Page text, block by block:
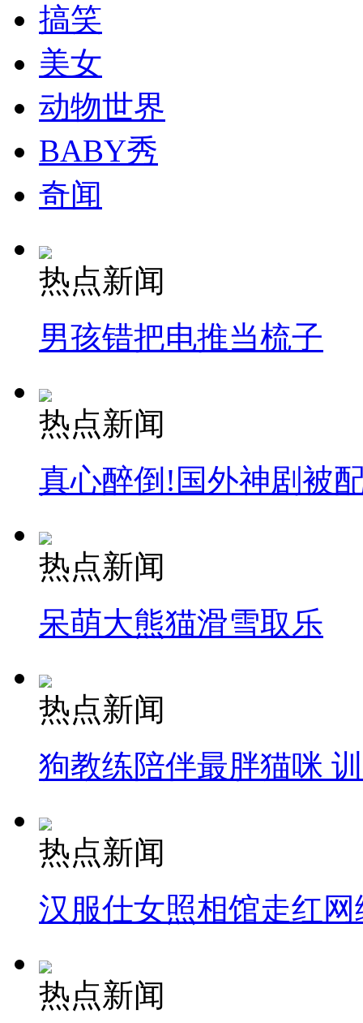
消防员救轻生者
纽约上演“枕头大战”
司机酒驾遇交警 急速倒车逃窜
搞笑
美女
动物世界
BABY秀
奇闻
热点新闻
男孩错把电推当梳子
热点新闻
真心醉倒!国外神剧被
热点新闻
呆萌大熊猫滑雪取乐
热点新闻
狗教练陪伴最胖猫咪
热点新闻
汉服仕女照相馆走红网
热点新闻